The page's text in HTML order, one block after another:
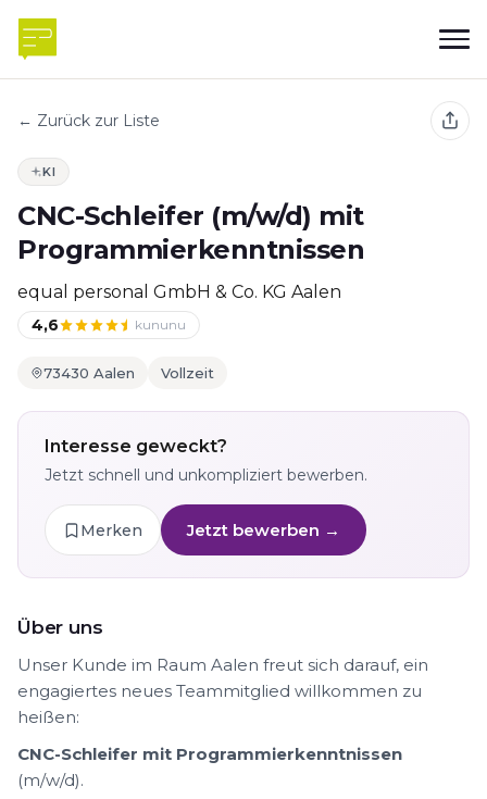
← Zurück zur Liste
KI
CNC-Schleifer (m/w/d) mit
Programmierkenntnissen
equal personal GmbH & Co. KG Aalen
4,6 kununu
73430 Aalen Vollzeit
Interesse geweckt?
Jetzt schnell und unkompliziert bewerben.
Merken Jetzt bewerben →
Über uns
Unser Kunde im Raum Aalen freut sich darauf, ein
engagiertes neues Teammitglied willkommen zu
heißen:
CNC-Schleifer mit Programmierkenntnissen
(m/w/d).